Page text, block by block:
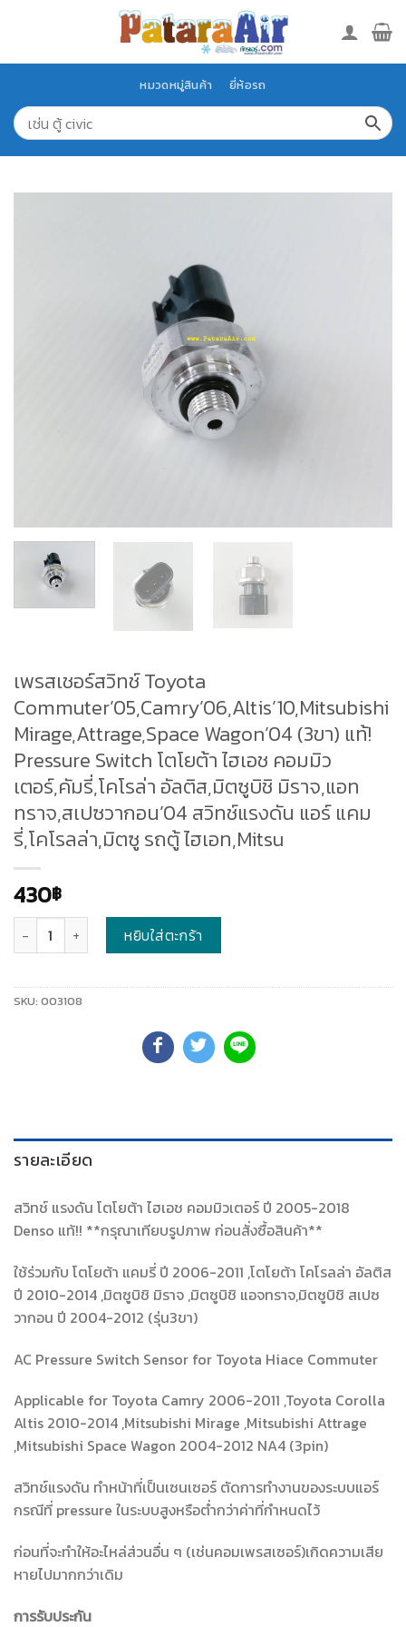
หมวดหมู่สินค้า ยี่ห้อรถ
เพรสเชอร์สวิทช์ Toyota
Commuter’05,Camry’06,Altis’10,Mitsubishi
Mirage,Attrage,Space Wagon’04 (3ขา) แท้!
Pressure Switch โตโยต้า ไฮเอช คอมมิว
เตอร์,คัมรี่,โคโรล่า อัลติส,มิตซูบิชิ มิราจ,แอท
ทราจ,สเปซวากอน’04 สวิทช์แรงดัน แอร์ แคม
รี่,โคโรลล่า,มิตซู รถตู้ ไฮเอท,Mitsu
430฿
หยิบใส่ตะกร้า
SKU: 003108
รายละเอียด
สวิทช์ แรงดัน โตโยต้า ไฮเอช คอมมิวเตอร์ ปี 2005-2018
Denso แท้!! **กรุณาเทียบรูปภาพ ก่อนสั่งซื้อสินค้า**
ใช้ร่วมกับ โตโยต้า แคมรี่ ปี 2006-2011 ,โตโยต้า โคโรลล่า อัลติส
ปี 2010-2014 ,มิตซูบิชิ มิราจ ,มิตซูบิชิ แอจทราจ,มิตซูบิชิ สเปซ
วากอน ปี 2004-2012 (รุ่น3ขา)
AC Pressure Switch Sensor for Toyota Hiace Commuter
Applicable for Toyota Camry 2006-2011 ,Toyota Corolla
Altis 2010-2014 ,Mitsubishi Mirage ,Mitsubishi Attrage
,Mitsubishi Space Wagon 2004-2012 NA4 (3pin)
สวิทช์แรงดัน ทำหน้าที่เป็นเซนเซอร์ ตัดการทำงานของระบบแอร์
กรณีที่ pressure ในระบบสูงหรือต่ำกว่าค่าที่กำหนดไว้
ก่อนที่จะทำให้อะไหล่ส่วนอื่น ๆ (เช่นคอมเพรสเซอร์)เกิดความเสีย
หายไปมากกว่าเดิม
การรับประกัน